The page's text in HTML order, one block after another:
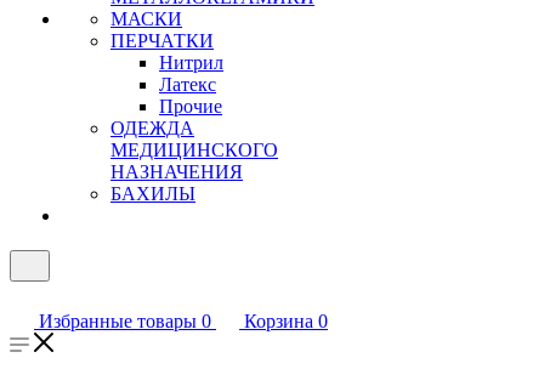
МАСКИ
ПЕРЧАТКИ
Нитрил
Латекс
Прочие
ОДЕЖДА
МЕДИЦИНСКОГО
НАЗНАЧЕНИЯ
БАХИЛЫ
Избранные товары 0 Корзина 0